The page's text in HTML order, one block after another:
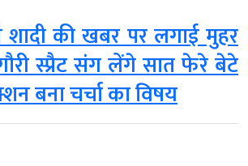
की खबर पर लगाई मुहर
स्प्रैट संग लेंगे सात फेरे बेटे
बना चर्चा का विषय